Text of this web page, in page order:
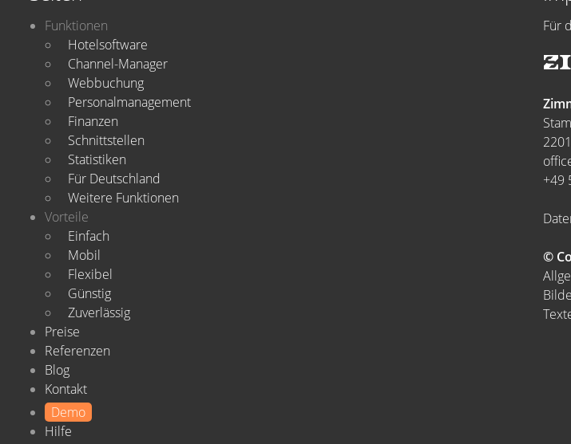
Funktionen
Hotelsoftware
Channel-Manager
Webbuchung
Personalmanagement
Finanzen
Schnittstellen
Statistiken
Für Deutschland
Weitere Funktionen
Vorteile
Einfach
Mobil
Flexibel
Günstig
Zuverlässig
Preise
Referenzen
Blog
Kontakt
Demo
Hilfe
Für
+49
©